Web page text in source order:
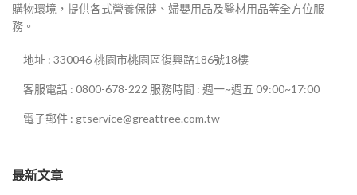
購物環境，提供各式營養保健、婦嬰用品及醫材用品等全方位服
務。
地址 : 330046 桃園市桃園區復興路186號18樓
客服電話 : 0800-678-222 服務時間 : 週一~週五 09:00~17:00
電子郵件 : gtservice@greattree.com.tw
最新文章